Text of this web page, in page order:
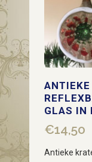
ANTIEKE
GLAS IN
€14,50
Antieke